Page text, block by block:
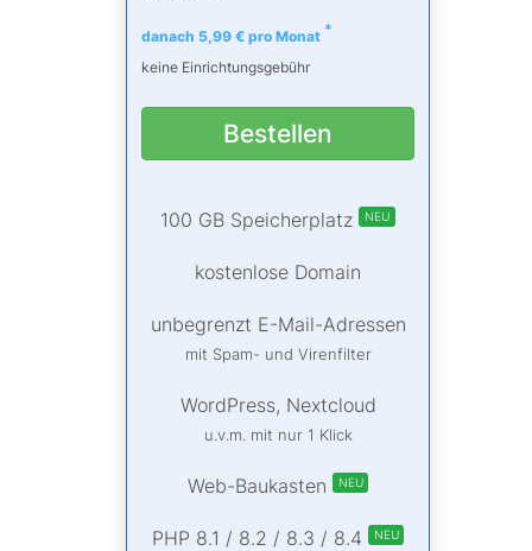
danach 5,99 € pro Monat *
keine Einrichtungsgebühr
Bestellen
100 GB Speicherplatz NEU
kostenlose Domain
unbegrenzt E-Mail-Adressen
mit Spam- und Virenfilter
WordPress, Nextcloud
u.v.m. mit nur 1 Klick
Web-Baukasten NEU
PHP 8.1 / 8.2 / 8.3 / 8.4 NEU